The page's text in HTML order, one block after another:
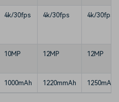
4k/30fps 4k/30fps 4k/30fps
10MP 12MP 12MP
1000mAh 1220mmAh 1250mAh